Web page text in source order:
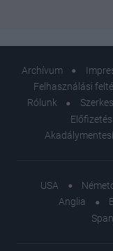
Archívum
Felhasználási
Rólunk
Előfizetés
USA
Anglia